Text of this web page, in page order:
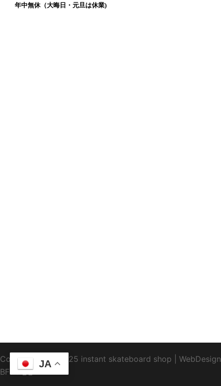
年中無休（大晦日・元旦は休業)
Copyright1995-2025 instant skateboard shop
WebDesign
BFTC_ _.
JA